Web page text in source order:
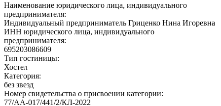
Наименование юридического лица, индивидуального
предпринимателя:
Индивидуальный предприниматель Гриценко Нина Игоревна
ИНН юридического лица, индивидуального
предпринимателя:
695203086609
Тип гостиницы:
Хостел
Категория:
без звезд
Номер свидетельства о присвоении категории:
77/АА-017/441/2/КЛ-2022